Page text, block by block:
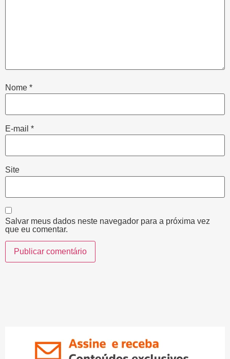
Nome *
E-mail *
Site
Salvar meus dados neste navegador para a próxima vez
que eu comentar.